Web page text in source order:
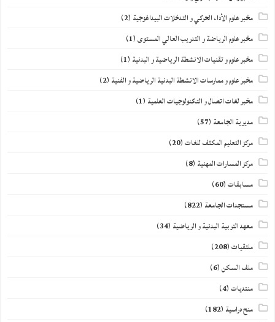
مخبر علوم الأداء الحركي و التدخلات البيداغوجية (2)
مخبر علوم الرياضة و التدريب العالي المستوى(1)
مخبر علوم و تقنيات الانشطة الرياضية و البدنية (1)
مخبر علوم و ممارسات الانشطة البدنية الرياضية و الفنية (2)
مخبر لغات اتصال و التكنولوجيات العلمية (1)
مديرية الجامعة (57)
مركز التعليم المكثف للغات(20)
مركز المسارات المهنية (8)
مسابقات(60)
مستجدات الجامعة (822)
معهد التربية البدنية و الرياضية (34)
ملتقيات(208)
ملف السكن(6)
منتديات(4)
منح دراسية (182)